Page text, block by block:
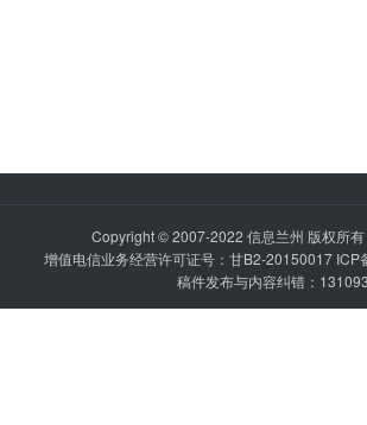
Copyright © 2007-2022 信息兰州 版权所
增值电信业务经营许可证号：甘B2-20150017 ICP
稿件发布与内容纠错：